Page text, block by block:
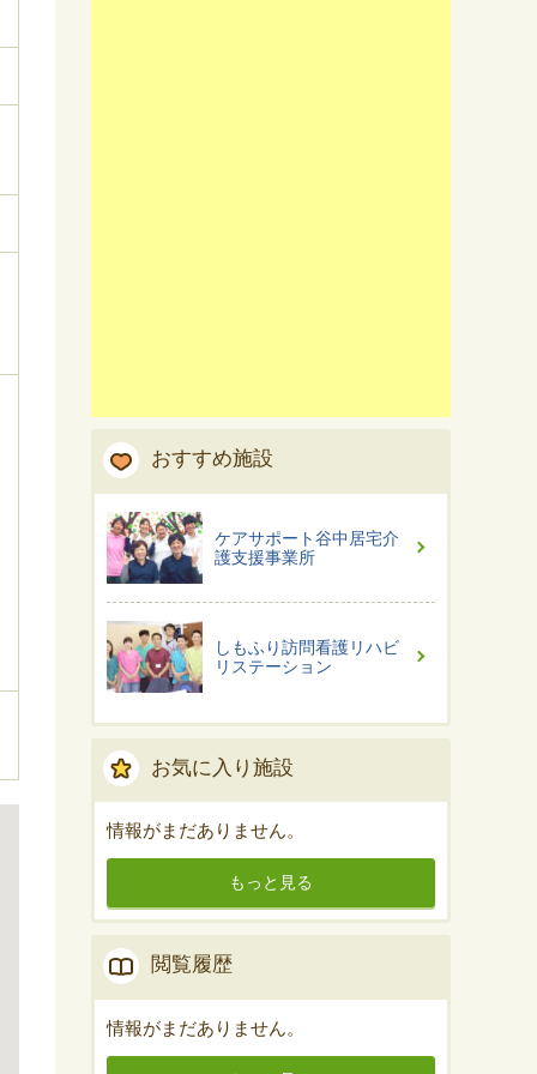
おすすめ施設
ケアサポート谷中居宅介
護支援事業所
しもふり訪問看護リハビ
リステーション
お気に入り施設
情報がまだありません。
もっと見る
閲覧履歴
情報がまだありません。